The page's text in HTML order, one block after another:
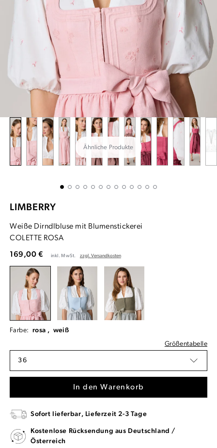
Ähnliche Produkte
LIMBERRY
Weiße Dirndlbluse mit Blumenstickerei
COLETTE ROSA
169,00 € inkl. MwSt. zzgl. Versandkosten
Farbe: rosa , weiß
Größentabelle
36
In den Warenkorb
Sofort lieferbar, Lieferzeit 2-3 Tage
Kostenlose Rücksendung aus Deutschland /
Österreich